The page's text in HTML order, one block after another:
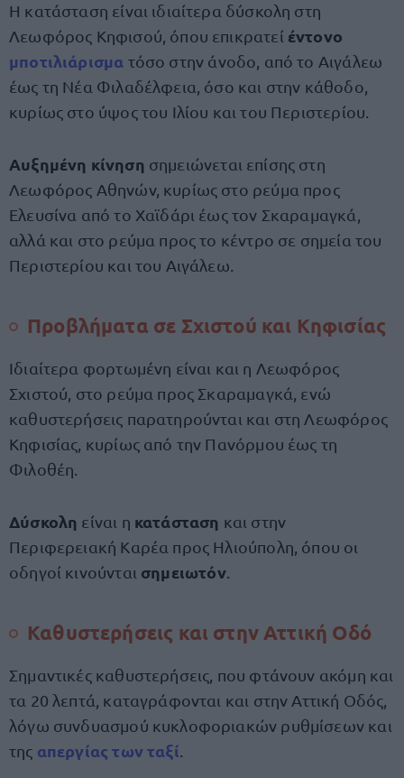
Η κατάσταση είναι ιδιαίτερα δύσκολη στη
Λεωφόρος Κηφισού, όπου επικρατεί έντονο
μποτιλιάρισμα τόσο στην άνοδο, από το Αιγάλεω
έως τη Νέα Φιλαδέλφεια, όσο και στην κάθοδο,
κυρίως στο ύψος του Ιλίου και του Περιστερίου.
Αυξημένη κίνηση σημειώνεται επίσης στη
Λεωφόρος Αθηνών, κυρίως στο ρεύμα προς
Ελευσίνα από το Χαϊδάρι έως τον Σκαραμαγκά,
αλλά και στο ρεύμα προς το κέντρο σε σημεία του
Περιστερίου και του Αιγάλεω.
Προβλήματα σε Σχιστού και Κηφισίας
Ιδιαίτερα φορτωμένη είναι και η Λεωφόρος
Σχιστού, στο ρεύμα προς Σκαραμαγκά, ενώ
καθυστερήσεις παρατηρούνται και στη Λεωφόρος
Κηφισίας, κυρίως από την Πανόρμου έως τη
Φιλοθέη.
Δύσκολη είναι η κατάσταση και στην
Περιφερειακή Καρέα προς Ηλιούπολη, όπου οι
οδηγοί κινούνται σημειωτόν.
Καθυστερήσεις και στην Αττική Οδό
Σημαντικές καθυστερήσεις, που φτάνουν ακόμη και
τα 20 λεπτά, καταγράφονται και στην Αττική Οδός,
λόγω συνδυασμού κυκλοφοριακών ρυθμίσεων και
της απεργίας των ταξί